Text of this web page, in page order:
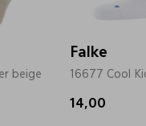
beige
Falke
16677 Cool
14,00